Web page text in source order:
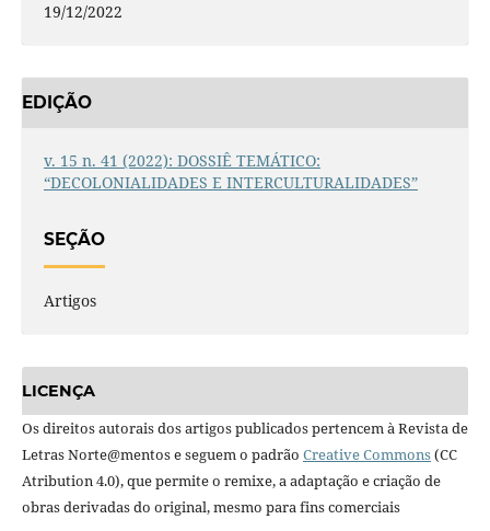
19/12/2022
EDIÇÃO
v. 15 n. 41 (2022): DOSSIÊ TEMÁTICO:
“DECOLONIALIDADES E INTERCULTURALIDADES”
SEÇÃO
Artigos
LICENÇA
Os direitos autorais dos artigos publicados pertencem à Revista de
Letras Norte@mentos e seguem o padrão Creative Commons(CC
Atribution 4.0), que permite o remixe, a adaptação e criação de
obras derivadas do original, mesmo para fins comerciais